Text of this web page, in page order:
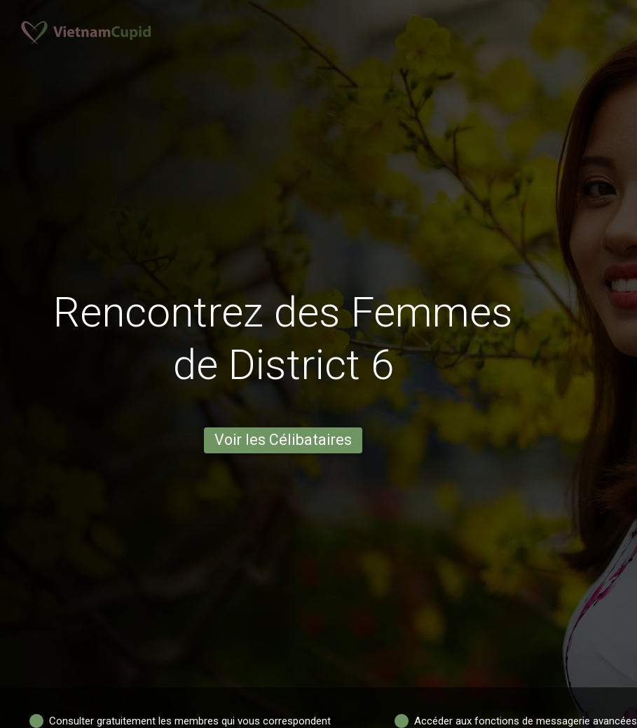
Rencontrez des Femmes
de District 6
Voir les Célibataires
Consulter gratuitement les membres qui vous correspondent Accéder aux fonctions de messagerie avancées